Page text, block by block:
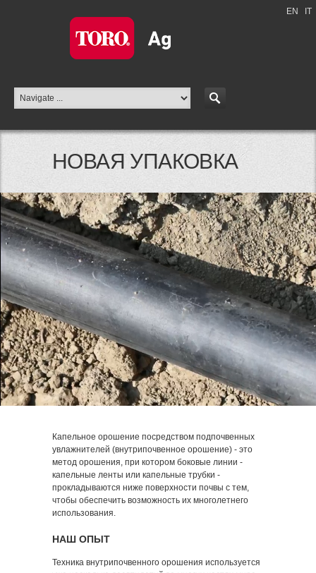
НОВАЯ УПАКОВКА
Капельное орошение посредством подпочвенных
увлажнителей (внутрипочвенное орошение) - это
метод орошения, при котором боковые линии -
капельные ленты или капельные трубки -
прокладываются ниже поверхности почвы с тем,
чтобы обеспечить возможность их многолетнего
использования.
НАШ ОПЫТ
Техника внутрипочвенного орошения используется
EN IT